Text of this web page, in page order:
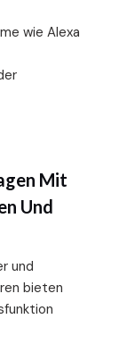
wie Alexa
Mit
Und
und
bieten